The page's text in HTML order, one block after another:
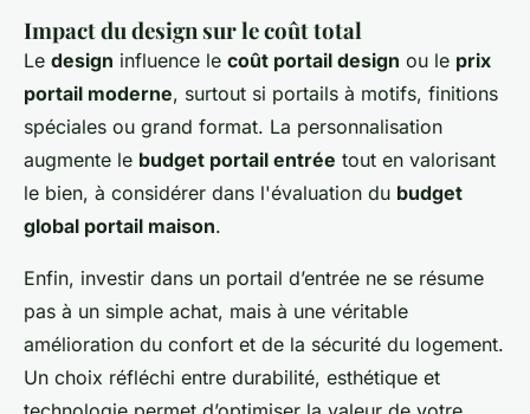
Impact du design sur le coût total
Le design influence le coût portail design ou le prix
portail moderne, surtout si portails à motifs, finitions
spéciales ou grand format. La personnalisation
augmente le budget portail entrée tout en valorisant
le bien, à considérer dans l'évaluation du budget
global portail maison.
Enfin, investir dans un portail d’entrée ne se résume
pas à un simple achat, mais à une véritable
amélioration du confort et de la sécurité du logement.
Un choix réfléchi entre durabilité, esthétique et